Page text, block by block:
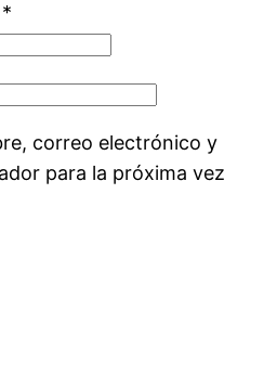
*
correo electrónico y
para la próxima vez